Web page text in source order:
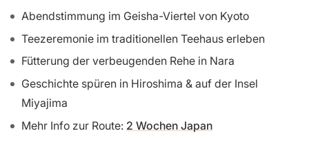
Abendstimmung im Geisha-Viertel von Kyoto
Teezeremonie im traditionellen Teehaus erleben
Fütterung der verbeugenden Rehe in Nara
Geschichte spüren in Hiroshima & auf der Insel
Miyajima
Mehr Info zur Route: 2 Wochen Japan